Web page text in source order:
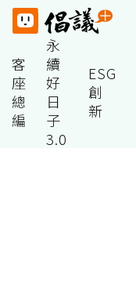
客
座
總
編
永
續
好
日
子
3.0
ESG
創
新